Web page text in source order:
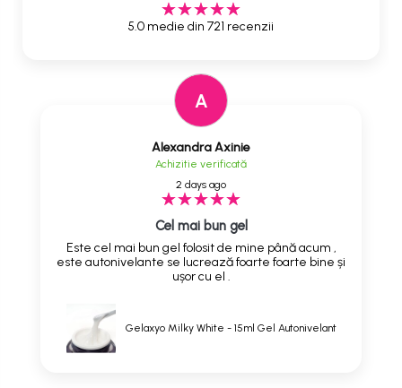
5.0 medie din 721 recenzii
A
Alexandra Axinie
Achizitie verificată
2 days ago
Cel mai bun gel
Este cel mai bun gel folosit de mine până acum ,
este autonivelante se lucrează foarte foarte bine și
ușor cu el .
Gelaxyo Milky White - 15ml Gel Autonivelant